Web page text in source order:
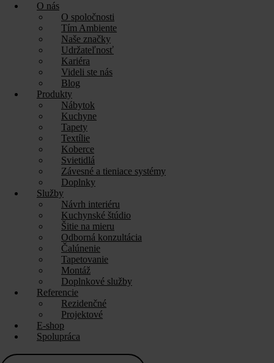
O nás
O spoločnosti
Tím Ambiente
Naše značky
Udržateľnosť
Kariéra
Videli ste nás
Blog
Produkty
Nábytok
Kuchyne
Tapety
Textílie
Koberce
Svietidlá
Závesné a tieniace systémy
Doplnky
Služby
Návrh interiéru
Kuchynské štúdio
Šitie na mieru
Odborná konzultácia
Čalúnenie
Tapetovanie
Montáž
Doplnkové služby
Referencie
Rezidenčné
Projektové
E-shop
Spolupráca